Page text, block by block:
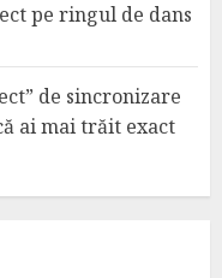
pe ringul de dans
de sincronizare
ai mai trăit exact